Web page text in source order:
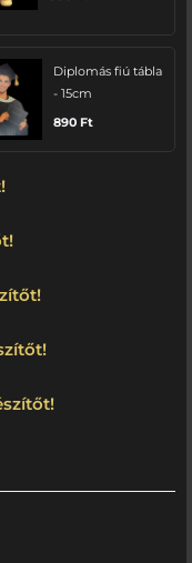
Diplomás fiú tábla
- 15cm
890 Ft